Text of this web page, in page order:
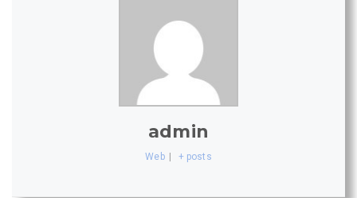
admin
Web | + posts